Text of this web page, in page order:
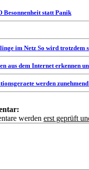
Besonnenheit statt Panik
im Netz So wird trotzdem
aus dem Internet erkennen
werden
werden erst geprüft